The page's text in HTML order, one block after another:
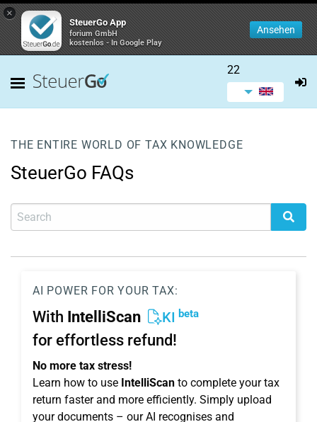
×
SteuerGo App
forium GmbH
kostenlos - In Google Play
Ansehen
22
THE ENTIRE WORLD OF TAX KNOWLEDGE
SteuerGo FAQs
AI POWER FOR YOUR TAX:
With IntelliScan KI beta
for effortless refund!
No more tax stress!
Learn how to use IntelliScan to complete your tax
return faster and more efficiently. Simply upload
your documents – our AI recognises and